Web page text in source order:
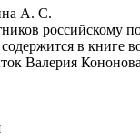
А. С.
российскому
в книге
Валерия